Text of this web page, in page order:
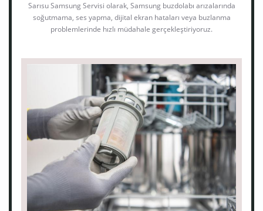
Sarısu Samsung Servisi olarak, Samsung buzdolabı arızalarında
soğutmama, ses yapma, dijital ekran hataları veya buzlanma
problemlerinde hızlı müdahale gerçekleştiriyoruz.